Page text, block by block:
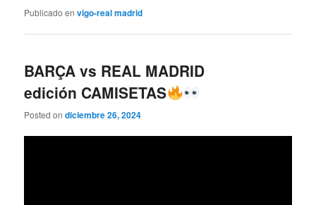
Publicado en vigo-real madrid
BARÇA vs REAL MADRID
edición CAMISETAS
Posted ondiciembre 26, 2024